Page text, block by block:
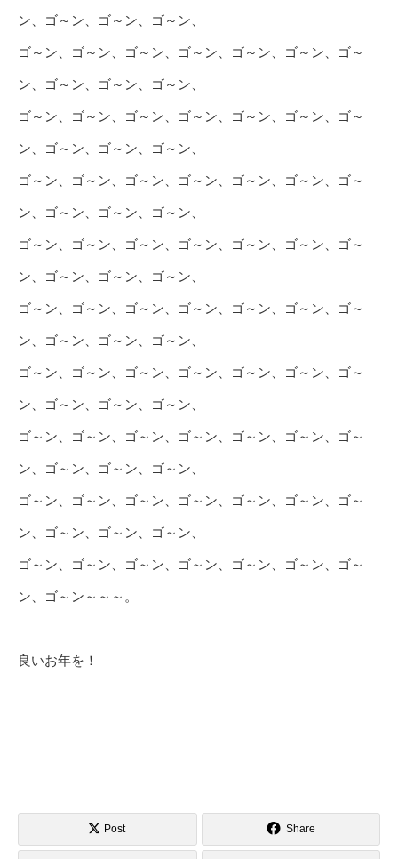
ン、ゴ～ン、ゴ～ン、ゴ～ン、
ゴ～ン、ゴ～ン、ゴ～ン、ゴ～ン、ゴ～ン、ゴ～ン、ゴ～
ン、ゴ～ン、ゴ～ン、ゴ～ン、
ゴ～ン、ゴ～ン、ゴ～ン、ゴ～ン、ゴ～ン、ゴ～ン、ゴ～
ン、ゴ～ン、ゴ～ン、ゴ～ン、
ゴ～ン、ゴ～ン、ゴ～ン、ゴ～ン、ゴ～ン、ゴ～ン、ゴ～
ン、ゴ～ン、ゴ～ン、ゴ～ン、
ゴ～ン、ゴ～ン、ゴ～ン、ゴ～ン、ゴ～ン、ゴ～ン、ゴ～
ン、ゴ～ン、ゴ～ン、ゴ～ン、
ゴ～ン、ゴ～ン、ゴ～ン、ゴ～ン、ゴ～ン、ゴ～ン、ゴ～
ン、ゴ～ン、ゴ～ン、ゴ～ン、
ゴ～ン、ゴ～ン、ゴ～ン、ゴ～ン、ゴ～ン、ゴ～ン、ゴ～
ン、ゴ～ン、ゴ～ン、ゴ～ン、
ゴ～ン、ゴ～ン、ゴ～ン、ゴ～ン、ゴ～ン、ゴ～ン、ゴ～
ン、ゴ～ン、ゴ～ン、ゴ～ン、
ゴ～ン、ゴ～ン、ゴ～ン、ゴ～ン、ゴ～ン、ゴ～ン、ゴ～
ン、ゴ～ン、ゴ～ン、ゴ～ン、
ゴ～ン、ゴ～ン、ゴ～ン、ゴ～ン、ゴ～ン、ゴ～ン、ゴ～
ン、ゴ～ン～～～。
良いお年を！
Post Share